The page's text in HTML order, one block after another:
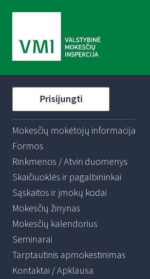
Prisijungti
Mokesčių mokėtojų informacija
Formos
Rinkmenos / Atviri duomenys
Skaičiuoklės ir pagalbininkai
Sąskaitos ir įmokų kodai
Mokesčių žinynas
Mokesčių kalendorius
Seminarai
Tarptautinis apmokestinimas
Kontaktai / Apklausa